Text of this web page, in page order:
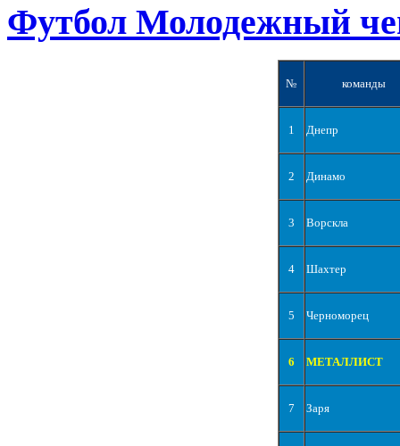
Футбол Молодежный
№ команды
1 Днепр
2 Динамо
3 Ворскла
4 Шахтер
5 Черноморец
6 МЕТАЛЛИСТ
7 Заря